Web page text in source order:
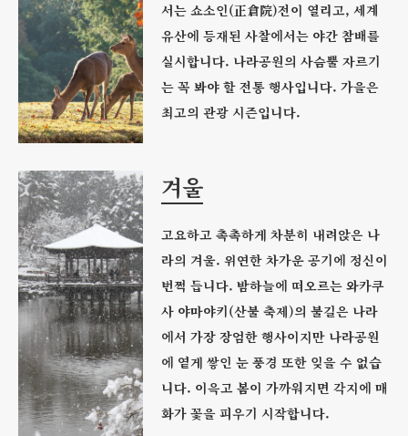
서는 쇼소인(正倉院)전이 열리고, 세계
유산에 등재된 사찰에서는 야간 참배를
실시합니다. 나라공원의 사슴뿔 자르기
는 꼭 봐야 할 전통 행사입니다. 가을은
최고의 관광 시즌입니다.
겨울
고요하고 촉촉하게 차분히 내려앉은 나
라의 겨울. 위연한 차가운 공기에 정신이
번쩍 듭니다. 밤하늘에 떠오르는 와카쿠
사 야마야키(산불 축제)의 불길은 나라
에서 가장 장엄한 행사이지만 나라공원
에 옅게 쌓인 눈 풍경 또한 잊을 수 없습
니다. 이윽고 봄이 가까워지면 각지에 매
화가 꽃을 피우기 시작합니다.